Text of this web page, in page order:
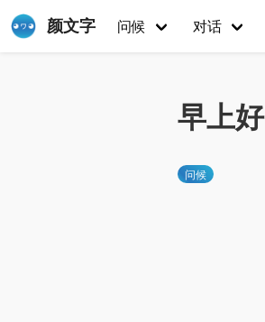
颜文字 问候 对话
早上好
问候